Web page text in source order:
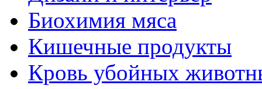
Биохимия мяса
Кишечные продукты
Кровь убойных